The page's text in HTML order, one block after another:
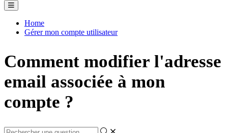
Home
Gérer mon compte utilisateur
Comment modifier l'adresse
email associée à mon
compte ?